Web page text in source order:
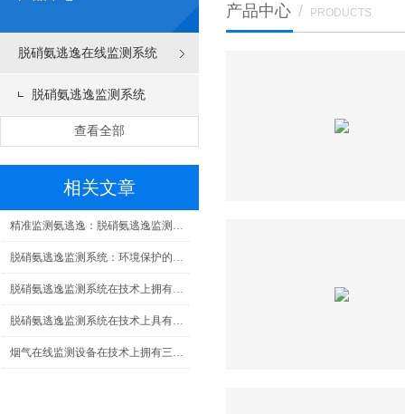
脱硝氨逃逸在线监测系统
脱硝氨逃逸监测系统
查看全部
相关文章
精准监测氨逃逸：脱硝氨逃逸监测系统全解析
脱硝氨逃逸监测系统：环境保护的关键工具
脱硝氨逃逸监测系统在技术上拥有五大特点
脱硝氨逃逸监测系统在技术上具有哪九大特点？
烟气在线监测设备在技术上拥有三大特点
产品中心 / PRODUCTS